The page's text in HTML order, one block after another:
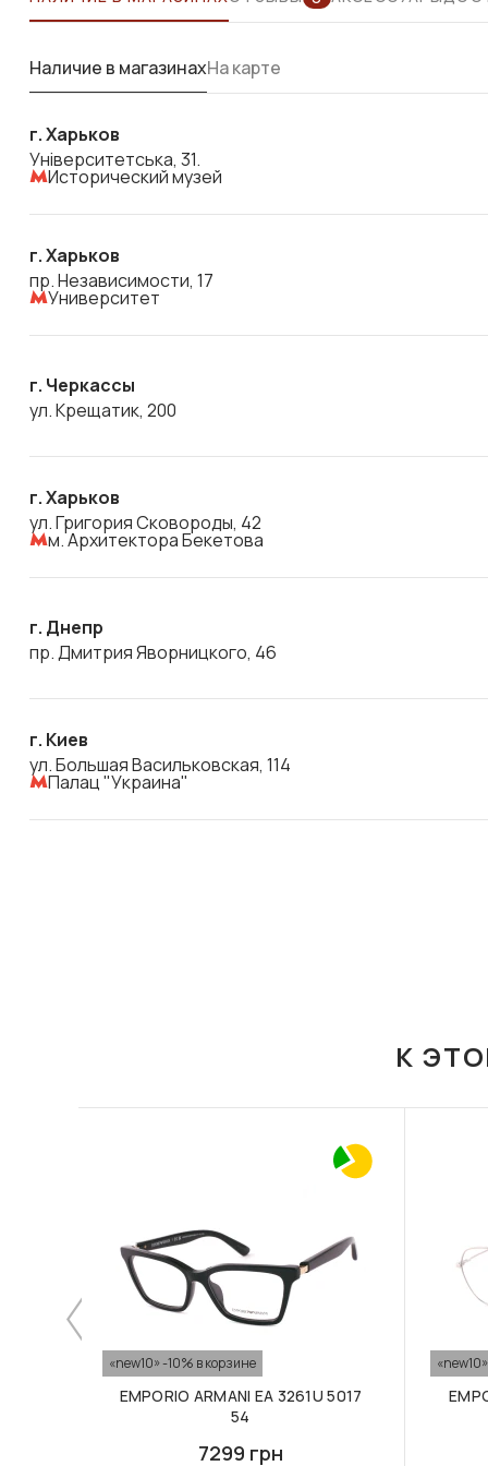
Наличие в магазинахНа карте
г. Харьков
Університетська, 31.
Исторический музей
г. Харьков
пр. Независимости, 17
Университет
г. Черкассы
ул. Крещатик, 200
г. Харьков
ул. Григория Сковороды, 42
м. Архитектора Бекетова
г. Днепр
пр. Дмитрия Яворницкого, 46
г. Киев
ул. Большая Васильковская, 114
Палац "Украина"
К
«new10» -10% в корзине
EMPORIO ARMANI EA 3261U 5017
54
7299 грн